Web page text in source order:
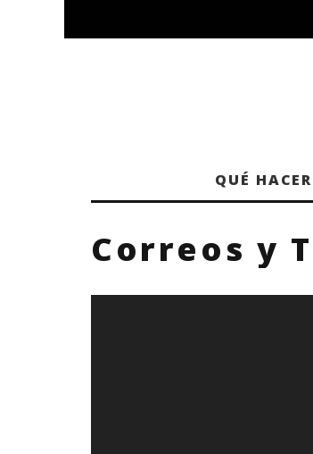
QUÉ HACER
Correos y